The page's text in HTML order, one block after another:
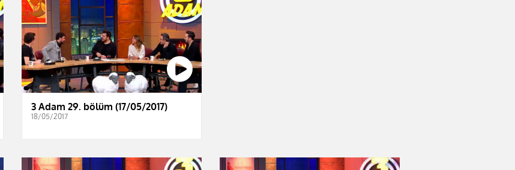
3 Adam 29. bölüm (17/05/2017)
18/05/2017